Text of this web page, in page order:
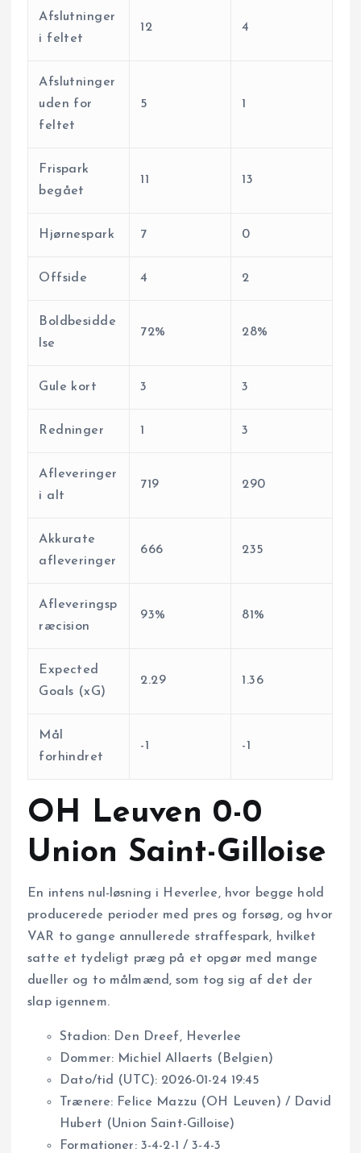
Afslutninger
i feltet
12 4
Afslutninger
uden for
feltet
5 1
Frispark
begået
11 13
Hjørnespark 7 0
Offside 4 2
Boldbesidde
lse
72% 28%
Gule kort 3 3
Redninger 1 3
Afleveringer
i alt
719 290
Akkurate
afleveringer
666 235
Afleveringsp
ræcision
93% 81%
Expected
Goals (xG)
2.29 1.36
Mål
forhindret
-1 -1
OH Leuven 0-0
Union Saint-Gilloise
En intens nul-løsning i Heverlee, hvor begge hold
producerede perioder med pres og forsøg, og hvor
VAR to gange annullerede straffespark, hvilket
satte et tydeligt præg på et opgør med mange
dueller og to målmænd, som tog sig af det der
slap igennem.
Stadion: Den Dreef, Heverlee
Dommer: Michiel Allaerts (Belgien)
Dato/tid (UTC): 2026-01-24 19:45
Trænere: Felice Mazzu (OH Leuven) / David
Hubert (Union Saint-Gilloise)
Formationer: 3-4-2-1 / 3-4-3